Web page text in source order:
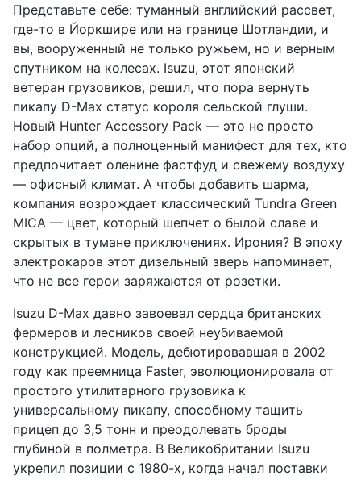
Представьте себе: туманный английский рассвет,
где-то в Йоркшире или на границе Шотландии, и
вы, вооруженный не только ружьем, но и верным
спутником на колесах. Isuzu, этот японский
ветеран грузовиков, решил, что пора вернуть
пикапу D-Max статус короля сельской глуши.
Новый Hunter Accessory Pack — это не просто
набор опций, а полноценный манифест для тех, кто
предпочитает оленине фастфуд и свежему воздуху
— офисный климат. А чтобы добавить шарма,
компания возрождает классический Tundra Green
MICA — цвет, который шепчет о былой славе и
скрытых в тумане приключениях. Ирония? В эпоху
электрокаров этот дизельный зверь напоминает,
что не все герои заряжаются от розетки.
Isuzu D-Max давно завоевал сердца британских
фермеров и лесников своей неубиваемой
конструкцией. Модель, дебютировавшая в 2002
году как преемница Faster, эволюционировала от
простого утилитарного грузовика к
универсальному пикапу, способному тащить
прицеп до 3,5 тонн и преодолевать броды
глубиной в полметра. В Великобритании Isuzu
укрепил позиции с 1980-х, когда начал поставки